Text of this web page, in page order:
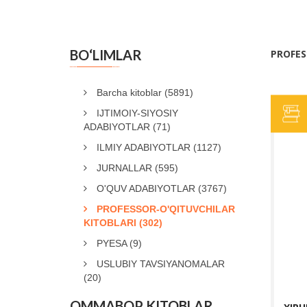
BO‘LIMLAR
Barcha kitoblar (5891)
IJTIMOIY-SIYOSIY
ADABIYOTLAR (71)
ILMIY ADABIYOTLAR (1127)
JURNALLAR (595)
O'QUV ADABIYOTLAR (3767)
PROFESSOR-O'QITUVCHILAR
KITOBLARI (302)
PYESA (9)
USLUBIY TAVSIYANOMALAR
(20)